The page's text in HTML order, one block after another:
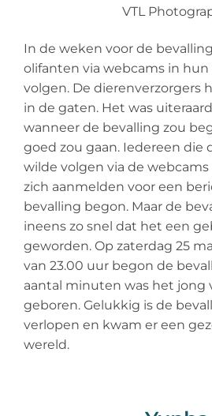
VTL
In de weken voor de
olifanten via webcams in
volgen. De dierenverzorgers
in de gaten. Het was
wanneer de bevalling zou
goed zou gaan. Iedereen die
wilde volgen via de
zich aanmelden voor een
bevalling begon. Maar de
ineens zo snel dat het een
geworden. Op zaterdag 25
van 23.00 uur begon de
aantal minuten was het jong
geboren. Gelukkig is de
verlopen en kwam er een
wereld.